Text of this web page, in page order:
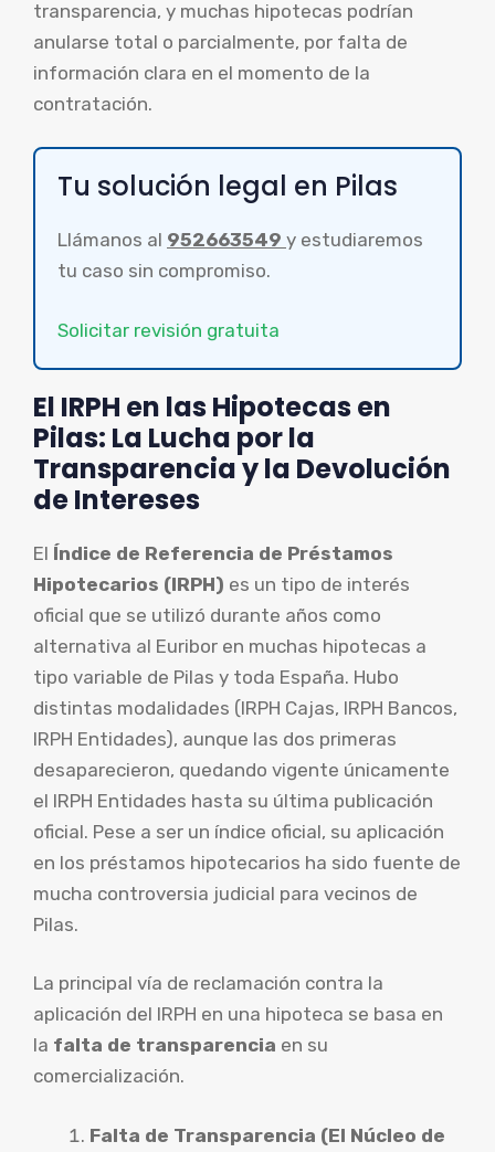
transparencia, y muchas hipotecas podrían
anularse total o parcialmente, por falta de
información clara en el momento de la
contratación.
Tu solución legal en Pilas
Llámanos al 952663549 y estudiaremos
tu caso sin compromiso.
Solicitar revisión gratuita
El IRPH en las Hipotecas en
Pilas: La Lucha por la
Transparencia y la Devolución
de Intereses
El Índice de Referencia de Préstamos
Hipotecarios (IRPH) es un tipo de interés
oficial que se utilizó durante años como
alternativa al Euribor en muchas hipotecas a
tipo variable de Pilas y toda España. Hubo
distintas modalidades (IRPH Cajas, IRPH Bancos,
IRPH Entidades), aunque las dos primeras
desaparecieron, quedando vigente únicamente
el IRPH Entidades hasta su última publicación
oficial. Pese a ser un índice oficial, su aplicación
en los préstamos hipotecarios ha sido fuente de
mucha controversia judicial para vecinos de
Pilas.
La principal vía de reclamación contra la
aplicación del IRPH en una hipoteca se basa en
la falta de transparencia en su
comercialización.
Falta de Transparencia (El Núcleo de